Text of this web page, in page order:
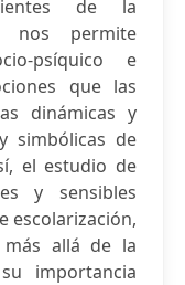
de la
nos permite
psíquico e
que las
dinámicas y
simbólicas de
el estudio de
y sensibles
escolarización,
allá de la
importancia